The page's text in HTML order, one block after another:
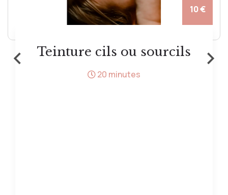
10 €
Teinture cils ou sourcils
20 minutes
‹ ›